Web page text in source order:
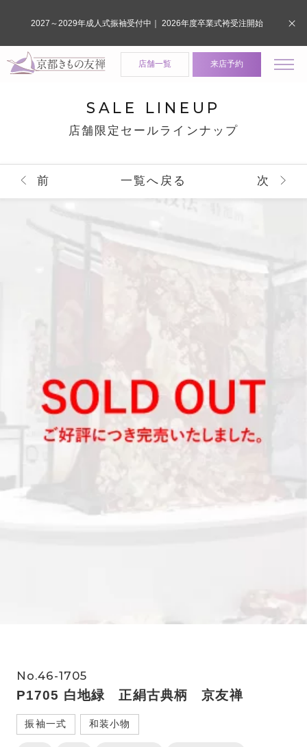
店舗一覧 来店予約
SALE LINEUP
店舗限定セールラインナップ
前 一覧へ戻る 次
No.46-1705
P1705 白地緑 正絹古典柄 京友禅
振袖一式 和装小物
2027～2029年成人式振袖受付中｜ 2026年度卒業式袴受注開始